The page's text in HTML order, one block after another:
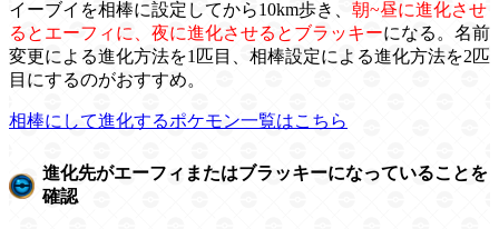
イーブイを相棒に設定してから10km歩き、 朝~昼に進化させ
るとエーフィに、夜に進化させるとブラッキーになる。名前
変更による進化方法を1匹目、相棒設定による進化方法を2匹
目にするのがおすすめ。
相棒にして進化するポケモン一覧はこちら
進化先がエーフィまたはブラッキーになっていることを
確認